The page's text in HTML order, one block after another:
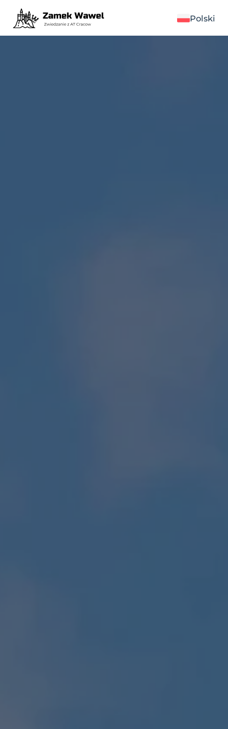
Polski